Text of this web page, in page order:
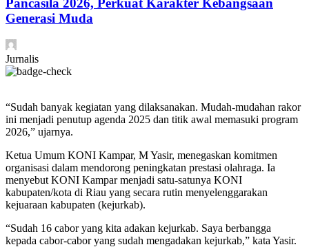
Pancasila 2026, Perkuat Karakter Kebangsaan
Generasi Muda
Jurnalis
“Sudah banyak kegiatan yang dilaksanakan. Mudah-mudahan rakor
ini menjadi penutup agenda 2025 dan titik awal memasuki program
2026,” ujarnya.
Ketua Umum KONI Kampar, M Yasir, menegaskan komitmen
organisasi dalam mendorong peningkatan prestasi olahraga. Ia
menyebut KONI Kampar menjadi satu-satunya KONI
kabupaten/kota di Riau yang secara rutin menyelenggarakan
kejuaraan kabupaten (kejurkab).
“Sudah 16 cabor yang kita adakan kejurkab. Saya berbangga
kepada cabor-cabor yang sudah mengadakan kejurkab,” kata Yasir.